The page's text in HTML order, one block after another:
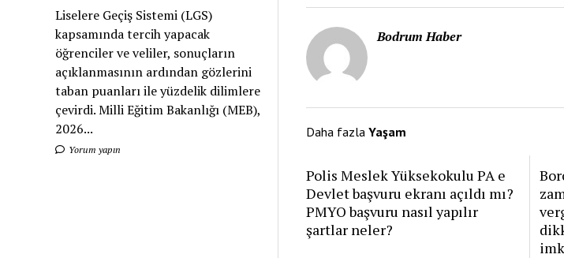
Liselere Geçiş Sistemi (LGS)
kapsamında tercih yapacak
öğrenciler ve veliler, sonuçların
açıklanmasının ardından gözlerini
taban puanları ile yüzdelik dilimlere
çevirdi. Milli Eğitim Bakanlığı (MEB),
2026...
Yorum yapın
Bodrum Haber
Daha fazla Yaşam
Polis Meslek Yüksekokulu PA e
Devlet başvuru ekranı açıldı mı?
PMYO başvuru nasıl yapılır
şartlar neler?